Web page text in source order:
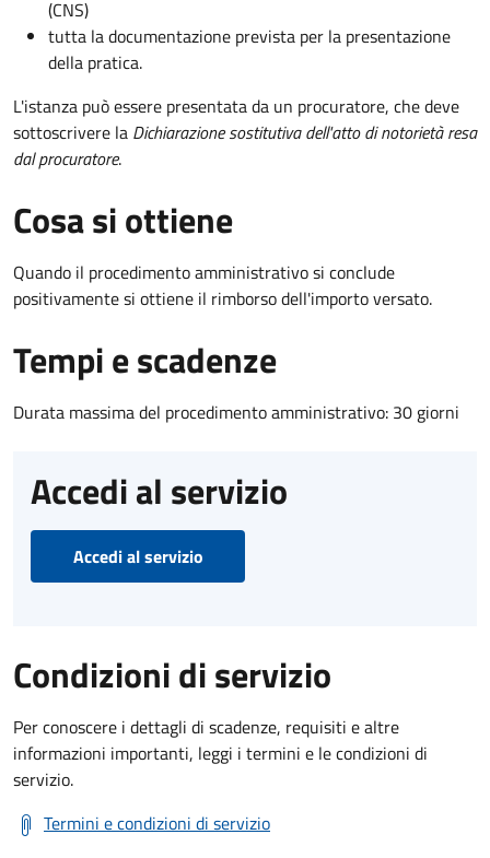
(CNS)
tutta la documentazione prevista per la presentazione
della pratica.
L'istanza può essere presentata da un procuratore, che deve
sottoscrivere la Dichiarazione sostitutiva dell'atto di notorietà resa
dal procuratore.
Cosa si ottiene
Quando il procedimento amministrativo si conclude
positivamente si ottiene il rimborso dell'importo versato.
Tempi e scadenze
Durata massima del procedimento amministrativo: 30 giorni
Accedi al servizio
Accedi al servizio
Condizioni di servizio
Per conoscere i dettagli di scadenze, requisiti e altre
informazioni importanti, leggi i termini e le condizioni di
servizio.
Termini e condizioni di servizio